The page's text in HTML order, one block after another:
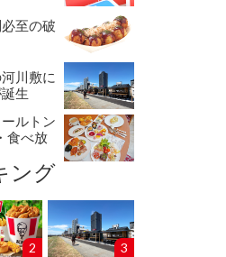
必至の破
河川敷に
生
ールトン
食べ放
ング
2 3